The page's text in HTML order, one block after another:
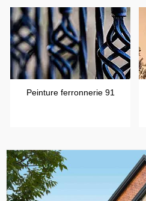
Peinture ferronnerie 91